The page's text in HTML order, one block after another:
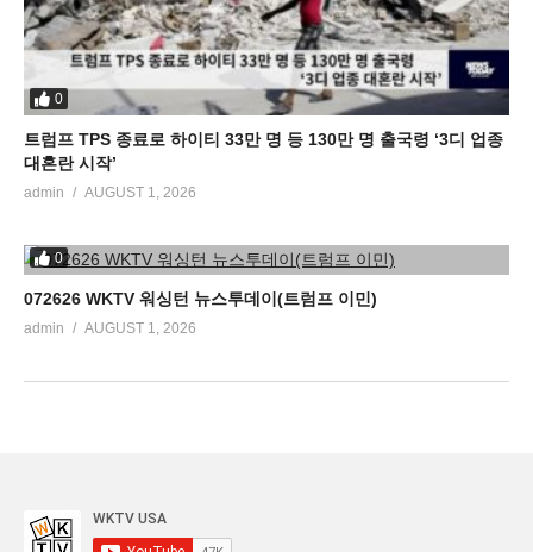
0
트럼프 TPS 종료로 하이티 33만 명 등 130만 명 출국령 ‘3디 업종
대혼란 시작’
admin AUGUST 1, 2026
0
072626 WKTV 워싱턴 뉴스투데이(트럼프 이민)
admin AUGUST 1, 2026